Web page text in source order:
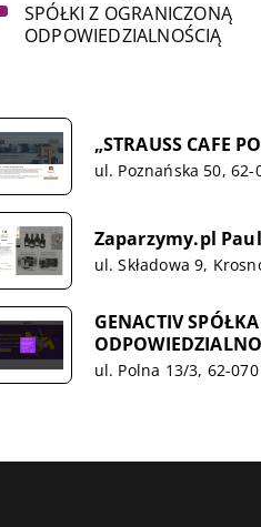
SPÓŁKI Z OGRANICZONĄ
ODPOWIEDZIALNOŚCIĄ
„STRAUSS CAFE
ul. Poznańska 50,
Zaparzymy.pl
ul. Składowa 9,
GENACTIV
ul. Polna 13/3, 62-